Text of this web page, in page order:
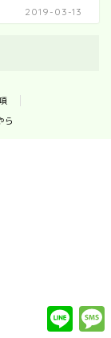
2019-03-13
ら
L